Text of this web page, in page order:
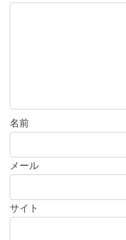
名前
メール
サイト